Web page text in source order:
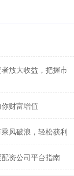
放大收益，把握市
财富增值
风破浪，轻松获利
资公司平台指南